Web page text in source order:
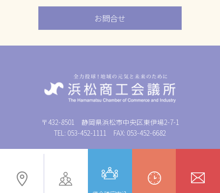
お問合せ
〒432-8501 静岡県浜松市中央区東伊場2-7-1
TEL: 053-452-1111 FAX: 053-452-6682